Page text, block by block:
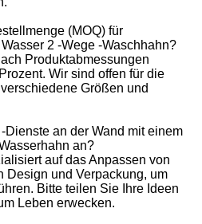
(MOQ) für
2 -Wege -Waschhahn?
Produktabmessungen
Wir sind offen für die
Größen und
Dienste an der Wand mit einem
an?
auf das Anpassen von
Design und Verpackung, um
Bitte teilen Sie Ihre Ideen
Leben erwecken.